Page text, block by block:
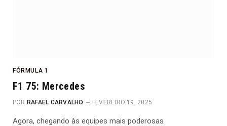
FÓRMULA 1
F1 75: Mercedes
POR RAFAEL CARVALHO FEVEREIRO 19, 2025
Agora, chegando às equipes mais poderosas